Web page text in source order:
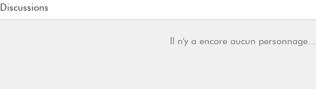
Discussions
Il n'y a encore aucun personnage...